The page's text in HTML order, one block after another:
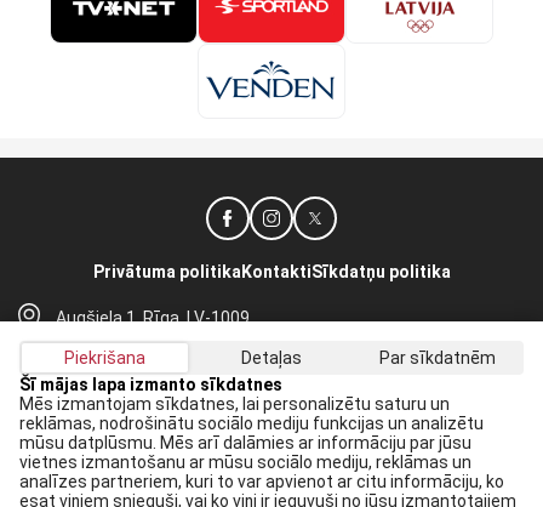
Augšiela 1, Rīga, LV-1009
lhf@lhf.lv
+371 67565614
Privātuma politika KontaktiSīkdatņu politika
Saņem jaunākās ziņas savā E-pastā:
Pieteikties
Piekrišana Detaļas
Par sīkdatnēm
Šī mājas lapa izmanto sīkdatnes
Mēs izmantojam sīkdatnes, lai personalizētu saturu un
reklāmas, nodrošinātu sociālo mediju funkcijas un analizētu
mūsu datplūsmu. Mēs arī dalāmies ar informāciju par jūsu
vietnes izmantošanu ar mūsu sociālo mediju, reklāmas un
analīzes partneriem, kuri to var apvienot ar citu informāciju, ko
esat viņiem snieguši, vai ko viņi ir ieguvuši no jūsu izmantotajiem